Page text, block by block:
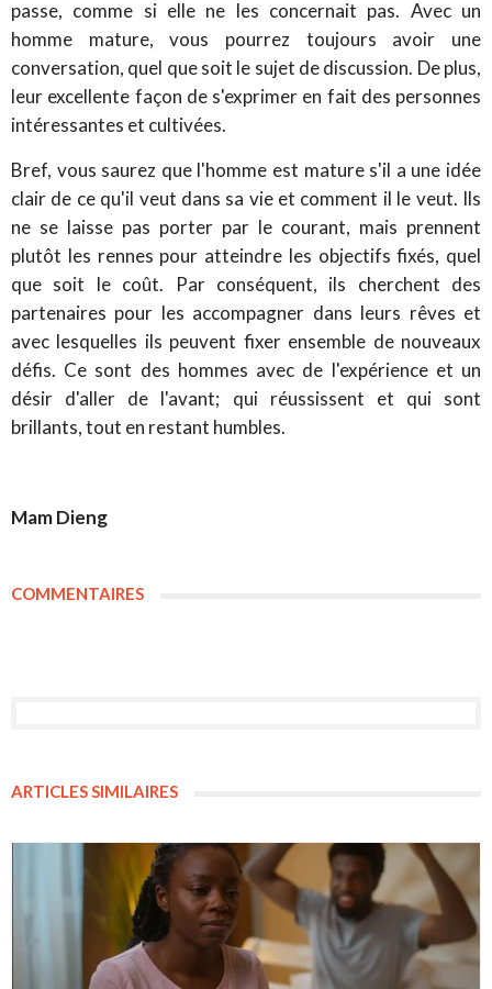
passe, comme si elle ne les concernait pas. Avec un
homme mature, vous pourrez toujours avoir une
conversation, quel que soit le sujet de discussion. De plus,
leur excellente façon de s'exprimer en fait des personnes
intéressantes et cultivées.
Bref, vous saurez que l'homme est mature s'il a une idée
clair de ce qu'il veut dans sa vie et comment il le veut. Ils
ne se laisse pas porter par le courant, mais prennent
plutôt les rennes pour atteindre les objectifs fixés, quel
que soit le coût. Par conséquent, ils cherchent des
partenaires pour les accompagner dans leurs rêves et
avec lesquelles ils peuvent fixer ensemble de nouveaux
défis. Ce sont des hommes avec de l'expérience et un
désir d'aller de l'avant; qui réussissent et qui sont
brillants, tout en restant humbles.
Mam Dieng
COMMENTAIRES
ARTICLES SIMILAIRES